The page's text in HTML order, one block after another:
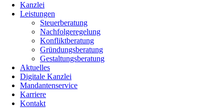
Kanzlei
Leistungen
Steuerberatung
Nachfolgeregelung
Konfliktberatung
Gründungsberatung
Gestaltungsberatung
Aktuelles
Digitale Kanzlei
Mandantenservice
Karriere
Kontakt